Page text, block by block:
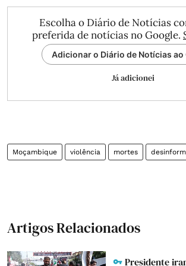
Escolha o Diário de Notícias
preferida de notícias no Google.
Adicionar o Diário de Notícias ao
Já adicionei
Moçambique violência mortes
Artigos Relacionados
Presidente